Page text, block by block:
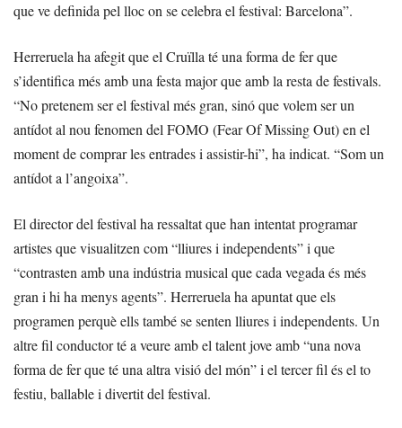
que ve definida pel lloc on se celebra el festival: Barcelona”.
Herreruela ha afegit que el Cruïlla té una forma de fer que
s’identifica més amb una festa major que amb la resta de festivals.
“No pretenem ser el festival més gran, sinó que volem ser un
antídot al nou fenomen del FOMO (Fear Of Missing Out) en el
moment de comprar les entrades i assistir-hi”, ha indicat. “Som un
antídot a l’angoixa”.
El director del festival ha ressaltat que han intentat programar
artistes que visualitzen com “lliures i independents” i que
“contrasten amb una indústria musical que cada vegada és més
gran i hi ha menys agents”. Herreruela ha apuntat que els
programen perquè ells també se senten lliures i independents. Un
altre fil conductor té a veure amb el talent jove amb “una nova
forma de fer que té una altra visió del món” i el tercer fil és el to
festiu, ballable i divertit del festival.